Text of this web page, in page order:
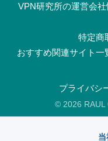
VPN研究所の運営会
特定商
おすすめ関連サイト
プライバシ
© 2026 RAUL